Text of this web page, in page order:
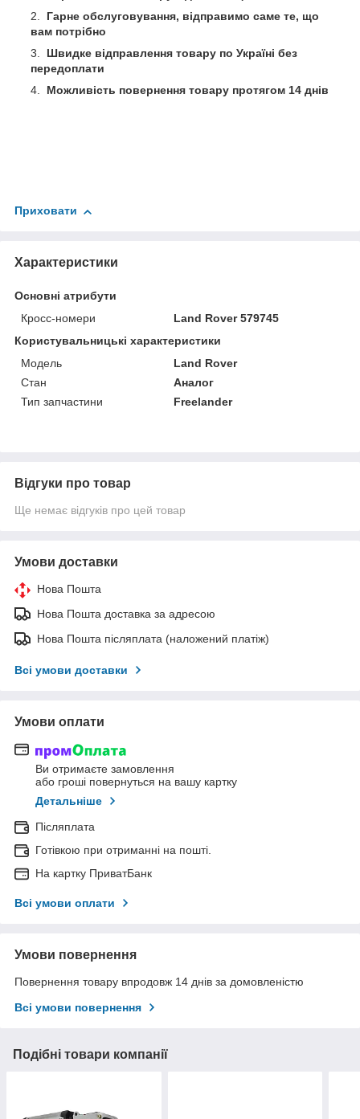
Гарне обслуговування, відправимо саме те, що
вам потрібно
Швидке відправлення товару по Україні без
передоплати
Можливість повернення товару протягом 14 днів
Приховати
Характеристики
Основні атрибути
Кросс-номери
Land Rover 579745
Користувальницькі характеристики
Мoдель
Land Rover
Стан
Аналог
Тип запчастини
Freelander
Відгуки про товар
Ще немає відгуків про цей товар
Умови доставки
Нова Пошта
Нова Пошта доставка за адресою
Нова Пошта післяплата (наложений платіж)
Всі умови доставки
Умови оплати
Ви отримаєте замовлення
або гроші повернуться на вашу картку
Детальніше
Післяплата
Готівкою при отриманні на пошті.
На картку ПриватБанк
Всі умови оплати
Умови повернення
Повернення товару впродовж 14 днів за домовленістю
Всі умови повернення
Подібні товари компанії